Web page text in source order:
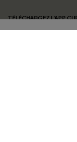
TÉLÉCHARGEZ L’APP